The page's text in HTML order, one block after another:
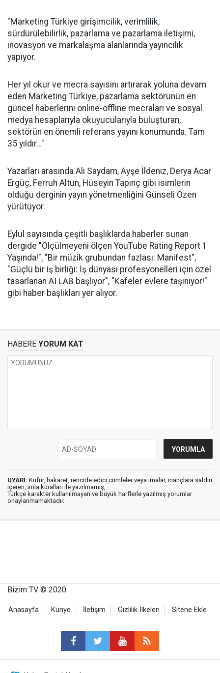
"Marketing Türkiye girişimcilik, verimlilik,
sürdürülebilirlik, pazarlama ve pazarlama iletişimi,
inovasyon ve markalaşma alanlarında yayıncılık
yapıyor.
Her yıl okur ve mecra sayısını artırarak yoluna devam
eden Marketing Türkiye, pazarlama sektörünün en
güncel haberlerini online-offline mecraları ve sosyal
medya hesaplarıyla okuyucularıyla buluşturan,
sektörün en önemli referans yayını konumunda. Tam
35 yıldır…"
Yazarları arasında Ali Saydam, Ayşe İldeniz, Derya Acar
Ergüç, Ferruh Altun, Hüseyin Tapınç gibi isimlerin
olduğu derginin yayın yönetmenliğini Günseli Özen
yürütüyor.
Eylül sayısında çeşitli başlıklarda haberler sunan
dergide "Ölçülmeyeni ölçen YouTube Rating Report 1
Yaşında!", "Bir müzik grubundan fazlası: Manifest",
"Güçlü bir iş birliği: İş dünyası profesyonelleri için özel
tasarlanan AI LAB başlıyor", "Kafeler evlere taşınıyor!"
gibi haber başlıkları yer alıyor.
HABERE YORUM KAT
UYARI: Küfür, hakaret, rencide edici cümleler veya imalar, inançlara saldırı
içeren, imla kuralları ile yazılmamış,
Türkçe karakter kullanılmayan ve büyük harflerle yazılmış yorumlar
onaylanmamaktadır.
Bizim TV © 2020
Anasayfa Künye İletişim Gizlilik İlkeleri Sitene Ekle